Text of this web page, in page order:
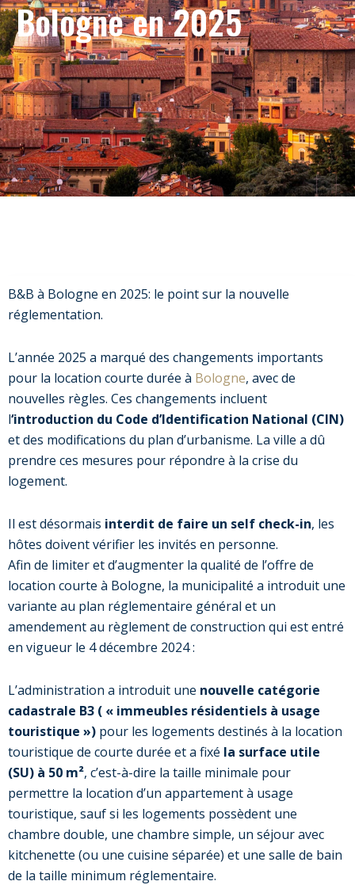
Bologne en 2025
B&B à Bologne en 2025: le point sur la nouvelle
réglementation.
L’année 2025 a marqué des changements importants
pour la location courte durée à Bologne, avec de
nouvelles règles. Ces changements incluent
l‘introduction du Code d’Identification National (CIN)
et des modifications du plan d’urbanisme. La ville a dû
prendre ces mesures pour répondre à la crise du
logement.
Il est désormais interdit de faire un self check-in, les
hôtes doivent vérifier les invités en personne.
Afin de limiter et d’augmenter la qualité de l’offre de
location courte à Bologne, la municipalité a introduit une
variante au plan réglementaire général et un
amendement au règlement de construction qui est entré
en vigueur le 4 décembre 2024 :
L’administration a introduit une nouvelle catégorie
cadastrale B3 ( « immeubles résidentiels à usage
touristique ») pour les logements destinés à la location
touristique de courte durée et a fixé la surface utile
(SU) à 50 m², c’est-à-dire la taille minimale pour
permettre la location d’un appartement à usage
touristique, sauf si les logements possèdent une
chambre double, une chambre simple, un séjour avec
kitchenette (ou une cuisine séparée) et une salle de bain
de la taille minimum réglementaire.